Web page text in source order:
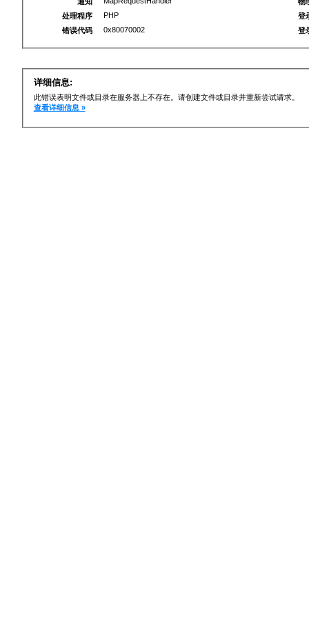
处理程序
PHP
错误代码
0x80070002
登
登
详细信息:
此错误表明文件或目录在服务器上不存在。请创建文件或目录并重新尝试请求。
查看详细信息 »